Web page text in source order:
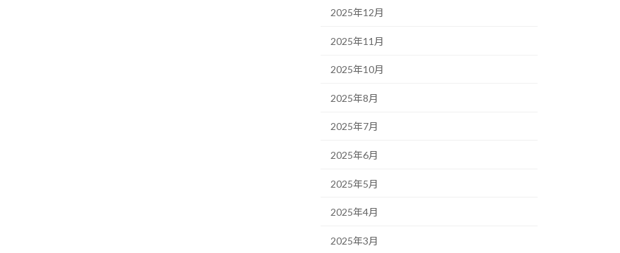
2025年12月
2025年11月
2025年10月
2025年8月
2025年7月
2025年6月
2025年5月
2025年4月
2025年3月